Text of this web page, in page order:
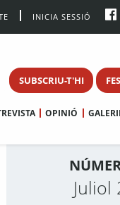
INICIA SESSIÓ
SUBSCRIU-T'HI
OPINIÓ
Juliol